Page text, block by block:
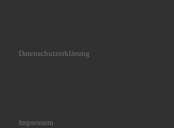
Datenschutzerklärung
Impressum